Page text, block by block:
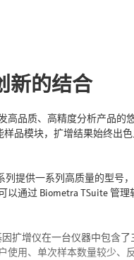
新的结合
高品质、高精度分析产品的
样品模块，扩增结果始终出
列提供一系列高质量的型号
以通过 Biometra TSuite 管
因扩增仪在一台仪器中包含
使用、单次样本数量较少、